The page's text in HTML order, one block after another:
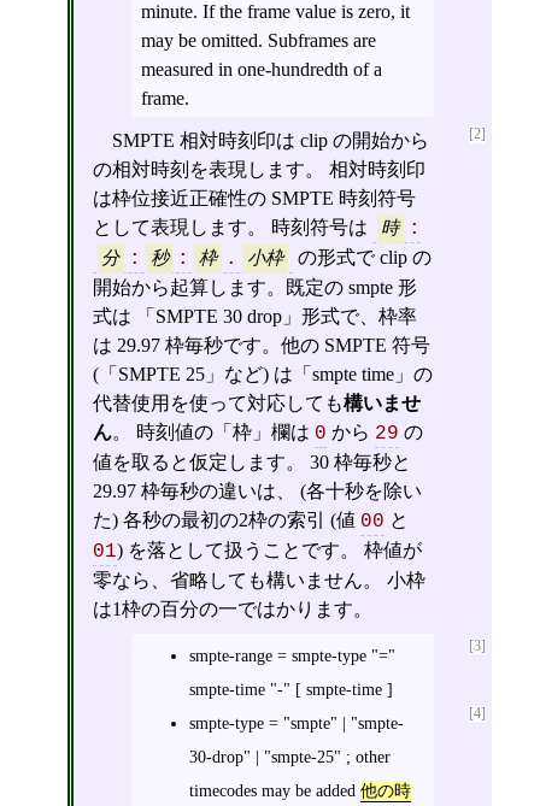
minute. If the frame value is zero, it
may be omitted. Subframes are
measured in one-hundredth of a
frame.
[2]
SMPTE 相対時刻印は clip の開始から
の相対時刻を表現します。 相対時刻印
は枠位接近正確性の SMPTE 時刻符号
として表現します。 時刻符号は
時 :
分 : 秒 : 枠 . 小枠
の形式で clip の
開始から起算します。既定の smpte 形
式は 「SMPTE 30 drop」形式で、枠率
は 29.97 枠毎秒です。他の SMPTE 符号
(「SMPTE 25」など) は「smpte time」の
代替使用を使って対応しても構いませ
ん。 時刻値の「枠」欄は 0 から 29 の
値を取ると仮定します。 30 枠毎秒と
29.97 枠毎秒の違いは、 (各十秒を除い
た) 各秒の最初の2枠の索引 (値 00 と
01) を落として扱うことです。 枠値が
零なら、省略しても構いません。 小枠
は1枠の百分の一ではかります。
[3]
smpte-range = smpte-type "="
smpte-time "-" [ smpte-time ]
[4]
smpte-type = "smpte" | "smpte-
30-drop" | "smpte-25" ; other
timecodes may be added 他の時